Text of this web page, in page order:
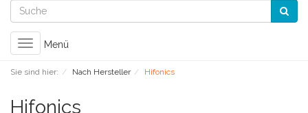
Toggle
navigation
Menü
Sie sind hier: Nach Hersteller Hifonics
Hifonics